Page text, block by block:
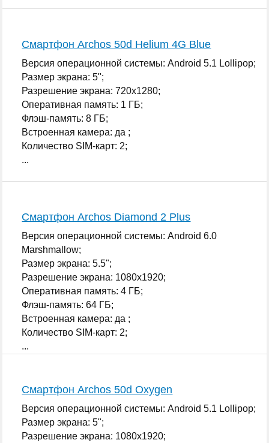
Смартфон Archos 50d Helium 4G Blue
Версия операционной системы: Android 5.1 Lollipop;
Размер экрана: 5";
Разрешение экрана: 720x1280;
Оперативная память: 1 ГБ;
Флэш-память: 8 ГБ;
Встроенная камера: да ;
Количество SIM-карт: 2;
...
Смартфон Archos Diamond 2 Plus
Версия операционной системы: Android 6.0
Marshmallow;
Размер экрана: 5.5";
Разрешение экрана: 1080x1920;
Оперативная память: 4 ГБ;
Флэш-память: 64 ГБ;
Встроенная камера: да ;
Количество SIM-карт: 2;
...
Смартфон Archos 50d Oxygen
Версия операционной системы: Android 5.1 Lollipop;
Размер экрана: 5";
Разрешение экрана: 1080x1920;